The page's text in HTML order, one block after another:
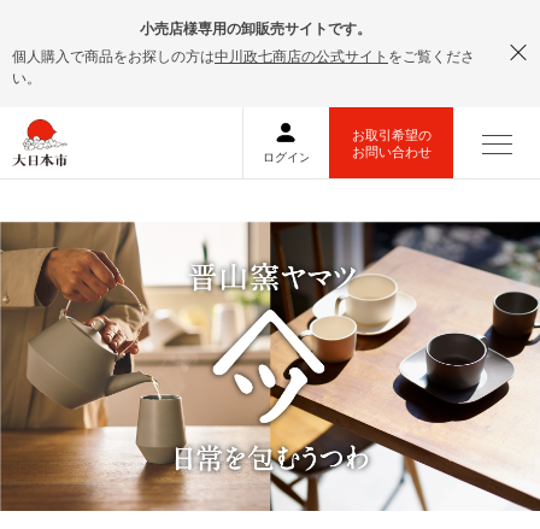
小売店様専用の卸販売サイトです。
個人購入で商品をお探しの方は中川政七商店の公式サイト をご覧くださ
い。